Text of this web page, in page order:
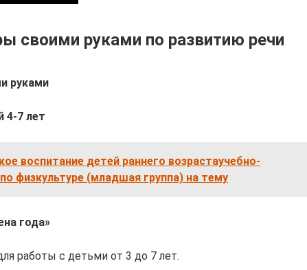
своими руками по развитию речи
руками
4-7 лет
воспитание детей раннего возрастаучебно-
физкультуре (младшая группа) на тему
года»
работы с детьми от 3 до 7 лет.